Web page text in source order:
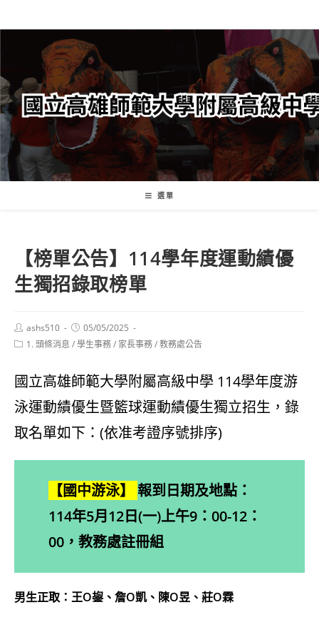
轉
要
內
容
選單
【榜單公告】114學年度運動績優
生獨招錄取榜單
Post
author:
ashs510
Post
published:
05/05/2025
Post1. 頭條消息 /學生事務/ 家長事務/教務處公告
國立高雄師範大學附屬高級中學 114學年度游
泳運動績優生暨籃球運動績優生獨立招生，錄
取名單如下：(依准考證序號排序)
【國中游泳】 報到日期及地點：
114年5月12日(一)上午9：00-12：
00，教務處註冊組
男生正取：王O鋆、詹O凱、陳O昱、莊O霖